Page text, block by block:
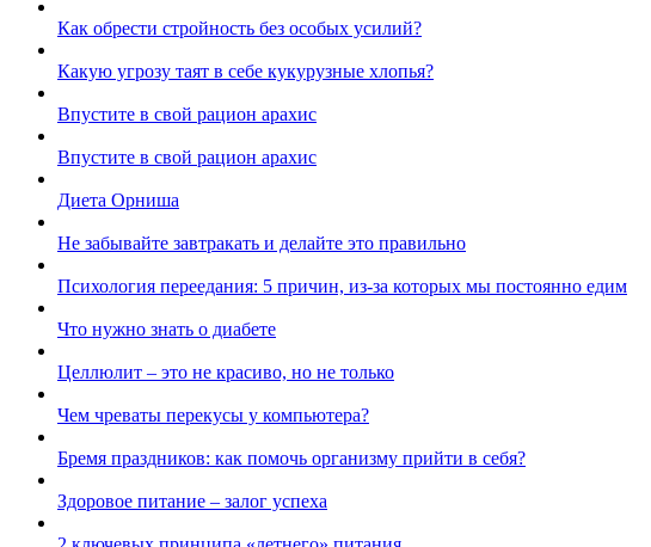
Как обрести стройность без особых усилий?
Какую угрозу таят в себе кукурузные хлопья?
Впустите в свой рацион арахис
Впустите в свой рацион арахис
Диета Орниша
Не забывайте завтракать и делайте это правильно
Психология переедания: 5 причин, из-за которых мы постоянно едим
Что нужно знать о диабете
Целлюлит – это не красиво, но не только
Чем чреваты перекусы у компьютера?
Бремя праздников: как помочь организму прийти в себя?
Здоровое питание – залог успеха